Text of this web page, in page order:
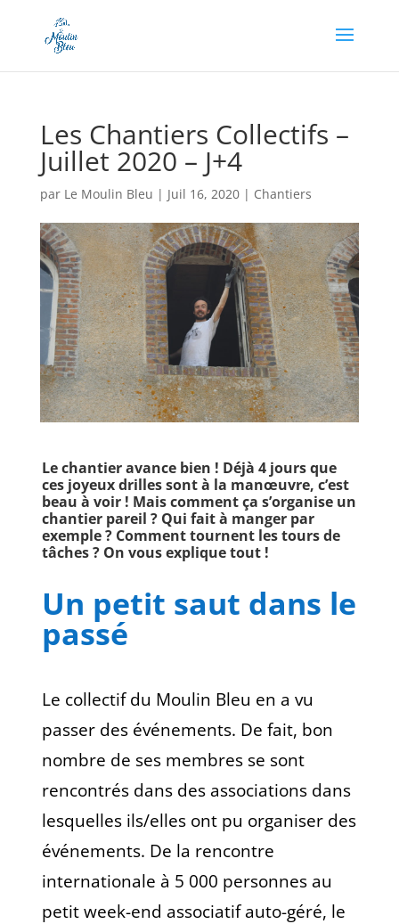
Les Chantiers Collectifs –
Juillet 2020 – J+4
par Le Moulin Bleu | Juil 16, 2020| Chantiers
Le chantier avance bien ! Déjà 4 jours que
ces joyeux drilles sont à la manœuvre, c’est
beau à voir ! Mais comment ça s’organise un
chantier pareil ? Qui fait à manger par
exemple ? Comment tournent les tours de
tâches ? On vous explique tout !
Un petit saut dans le
passé
Le collectif du Moulin Bleu en a vu
passer des événements. De fait, bon
nombre de ses membres se sont
rencontrés dans des associations dans
lesquelles ils/elles ont pu organiser des
événements. De la rencontre
internationale à 5 000 personnes au
petit week-end associatif auto-géré, le
Appel à dons en cours, soutenez-nous en cliquant